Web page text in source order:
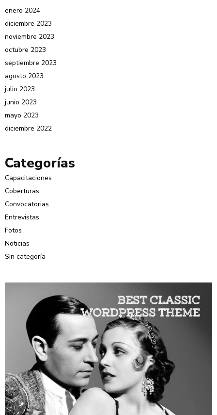
enero 2024
diciembre 2023
noviembre 2023
octubre 2023
septiembre 2023
agosto 2023
julio 2023
junio 2023
mayo 2023
diciembre 2022
Categorías
Capacitaciones
Coberturas
Convocatorias
Entrevistas
Fotos
Noticias
Sin categoría